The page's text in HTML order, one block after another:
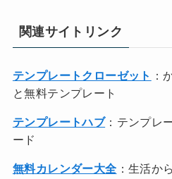
関連サイトリンク
テンプレートクローゼット
：
と無料テンプレート
テンプレートハブ：テンプレ
ード
無料カレンダー大全 ：生活か